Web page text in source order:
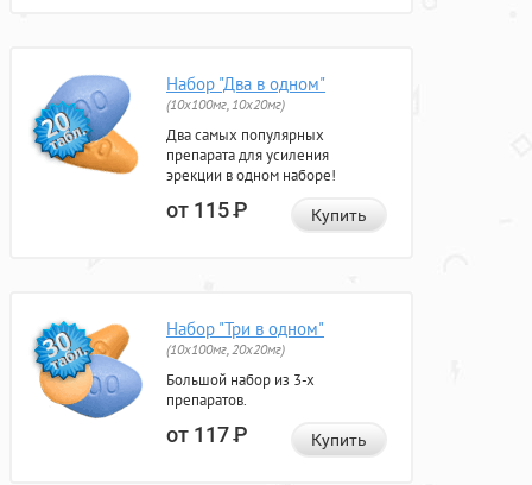
Набор "Два в одном"
(10x100мг, 10x20мг)
Два самых популярных
препарата для усиления
эрекции в одном наборе!
от 115Р Купить
Набор "Три в одном"
(10x100мг, 20x20мг)
Большой набор из 3-х
препаратов.
от 117Р Купить